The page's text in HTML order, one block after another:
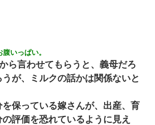
いっぱい。
ら言わせてもらうと、義母だろ
が、ミルクの話かは関係ないと
保っている嫁さんが、出産、育
評価を恐れているように見え